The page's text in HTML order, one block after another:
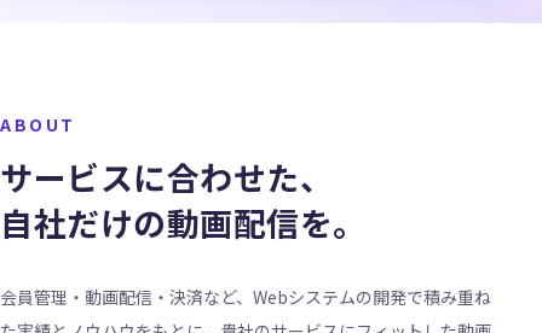
ABOUT
サービスに合わせた、
自社だけの動画配信を。
会員管理・動画配信・決済など、Webシステムの開発で積み重ね